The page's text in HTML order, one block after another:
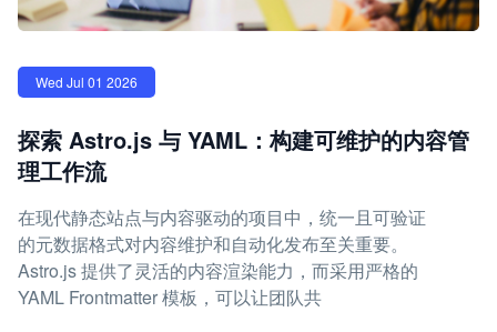
Wed Jul 01 2026
探索 Astro.js 与 YAML：构建可维护的内容管
理工作流
在现代静态站点与内容驱动的项目中，统一且可验证
的元数据格式对内容维护和自动化发布至关重要。
Astro.js 提供了灵活的内容渲染能力，而采用严格的
YAML Frontmatter 模板，可以让团队共